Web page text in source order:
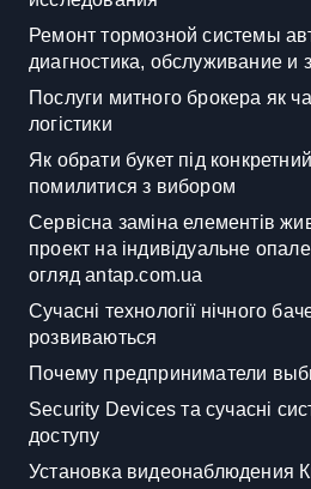
Ремонт тормозной системы
диагностика, обслуживание и
Послуги митного брокера як
логістики
Як обрати букет під
помилитися з вибором
Сервісна заміна елементів
проект на індивідуальне
огляд antap.com.ua
Сучасні технології нічного
розвиваються
Почему предприниматели
Security Devices та сучасні
доступу
Установка видеонаблюдения